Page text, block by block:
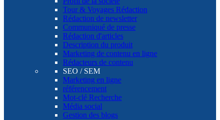
Tour & Voyages Rédaction
Rédaction de newsletter
Communiqué de presse
Rédaction d'articles
Description du produit
Marketing de contenu en ligne
Rédacteurs de contenu
SEO / SEM
Marketing en ligne
référencement
Mot-clé Recherche
Média social
Gestion des blogs